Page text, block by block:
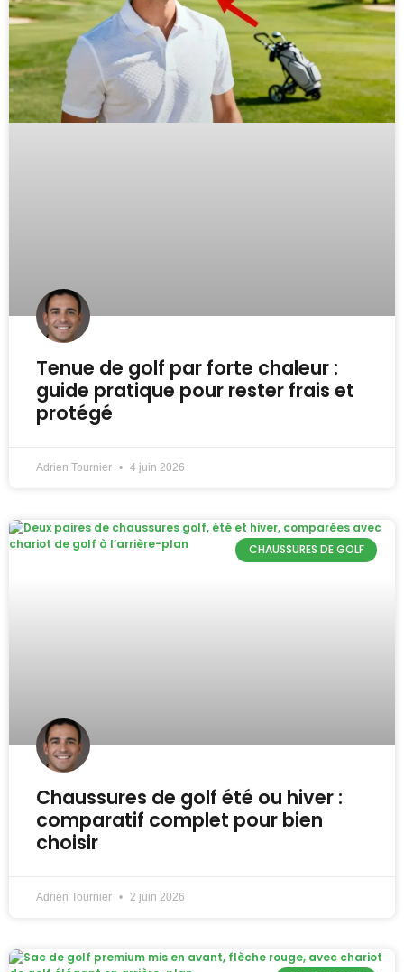
Tenue de golf par forte chaleur :
guide pratique pour rester frais et
protégé
Adrien Tournier 4 juin 2026
CHAUSSURES DE GOLF
Chaussures de golf été ou hiver :
comparatif complet pour bien
choisir
Adrien Tournier 2 juin 2026